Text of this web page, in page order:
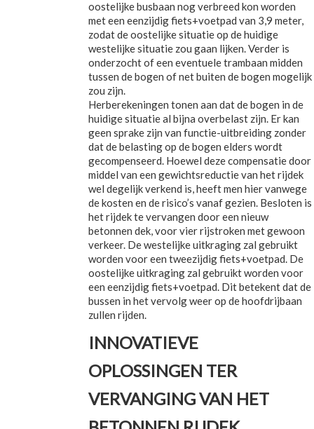
oostelijke busbaan nog verbreed kon worden
met een eenzijdig fiets+voetpad van 3,9 meter,
zodat de oostelijke situatie op de huidige
westelijke situatie zou gaan lijken. Verder is
onderzocht of een eventuele trambaan midden
tussen de bogen of net buiten de bogen mogelijk
zou zijn.
Herberekeningen tonen aan dat de bogen in de
huidige situatie al bijna overbelast zijn. Er kan
geen sprake zijn van functie-uitbreiding zonder
dat de belasting op de bogen elders wordt
gecompenseerd. Hoewel deze compensatie door
middel van een gewichtsreductie van het rijdek
wel degelijk verkend is, heeft men hier vanwege
de kosten en de risico’s vanaf gezien. Besloten is
het rijdek te vervangen door een nieuw
betonnen dek, voor vier rijstroken met gewoon
verkeer. De westelijke uitkraging zal gebruikt
worden voor een tweezijdig fiets+voetpad. De
oostelijke uitkraging zal gebruikt worden voor
een eenzijdig fiets+voetpad. Dit betekent dat de
bussen in het vervolg weer op de hoofdrijbaan
zullen rijden.
INNOVATIEVE
OPLOSSINGEN TER
VERVANGING VAN HET